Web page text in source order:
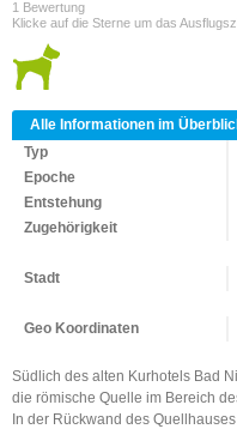
1 Bewertung
Klicke auf die Sterne um das
Alle Informationen im
Typ
Epoche
Entstehung
Zugehörigkeit
Stadt
Geo Koordinaten
Südlich des alten Kurhotels Bad
die römische Quelle im Bereich
In der Rückwand des